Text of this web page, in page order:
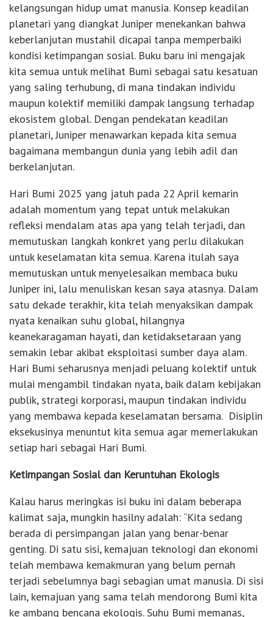
kelangsungan hidup umat manusia. Konsep keadilan
planetari yang diangkat Juniper menekankan bahwa
keberlanjutan mustahil dicapai tanpa memperbaiki
kondisi ketimpangan sosial. Buku baru ini mengajak
kita semua untuk melihat Bumi sebagai satu kesatuan
yang saling terhubung, di mana tindakan individu
maupun kolektif memiliki dampak langsung terhadap
ekosistem global. Dengan pendekatan keadilan
planetari, Juniper menawarkan kepada kita semua
bagaimana membangun dunia yang lebih adil dan
berkelanjutan.
Hari Bumi 2025 yang jatuh pada 22 April kemarin
adalah momentum yang tepat untuk melakukan
refleksi mendalam atas apa yang telah terjadi, dan
memutuskan langkah konkret yang perlu dilakukan
untuk keselamatan kita semua. Karena itulah saya
memutuskan untuk menyelesaikan membaca buku
Juniper ini, lalu menuliskan kesan saya atasnya. Dalam
satu dekade terakhir, kita telah menyaksikan dampak
nyata kenaikan suhu global, hilangnya
keanekaragaman hayati, dan ketidaksetaraan yang
semakin lebar akibat eksploitasi sumber daya alam.
Hari Bumi seharusnya menjadi peluang kolektif untuk
mulai mengambil tindakan nyata, baik dalam kebijakan
publik, strategi korporasi, maupun tindakan individu
yang membawa kepada keselamatan bersama. Disiplin
eksekusinya menuntut kita semua agar memerlakukan
setiap hari sebagai Hari Bumi.
Ketimpangan Sosial dan Keruntuhan Ekologis
Kalau harus meringkas isi buku ini dalam beberapa
kalimat saja, mungkin hasilny adalah: “Kita sedang
berada di persimpangan jalan yang benar-benar
genting. Di satu sisi, kemajuan teknologi dan ekonomi
telah membawa kemakmuran yang belum pernah
terjadi sebelumnya bagi sebagian umat manusia. Di sisi
lain, kemajuan yang sama telah mendorong Bumi kita
ke ambang bencana ekologis. Suhu Bumi memanas,